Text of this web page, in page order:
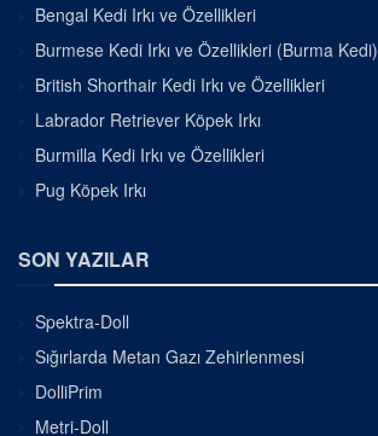
Bengal Kedi Irkı ve Özellikleri
Burmese Kedi Irkı ve Özellikleri (Burma Kedi)
British Shorthair Kedi Irkı ve Özellikleri
Labrador Retriever Köpek Irkı
Burmilla Kedi Irkı ve Özellikleri
Pug Köpek Irkı
SON YAZILAR
Spektra-Doll
Sığırlarda Metan Gazı Zehirlenmesi
DolliPrim
Metri-Doll